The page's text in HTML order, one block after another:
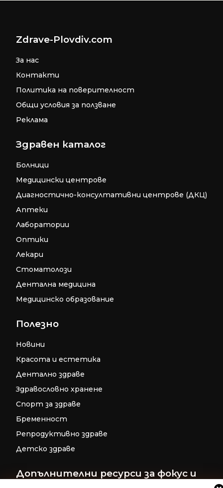
Zdrave-Plovdiv.com
За нас
Контакти
Политика на поверителност
Общи условия за ползване
Реклама
Здравен каталог
Болници
Медицински центрове
Диагностично-консултативни центрове (ДКЦ)
Аптеки
Лаборатории
Оптики
Лекари
Стоматолози
Дентална медицина
Медицинско образование
Полезно
Новини
Красота и естетика
Дентално здраве
Здравословно хранене
Спорт за здраве
Бременност
Репродуктивно здраве
Детско здраве
Допълнителни ресурси за фокус и